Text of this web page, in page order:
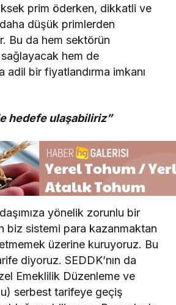
prim öderken, dikkatli ve
düşük primlerden
Bu da hem sektörün
hem de
adil bir fiyatlandırma imkanı
hedefe ulaşabiliriz”
yönelik zorunlu bir
biz sistemi para kazanmaktan
üzerine kuruyoruz. Bu
diyoruz. SEDDK’nın da
Emeklilik Düzenleme ve
serbest tarifeye geçiş